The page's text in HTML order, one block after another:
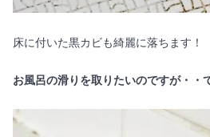
床に付いた黒カビも綺麗に落ちます！
お風呂の滑りを取りたいのですが・・